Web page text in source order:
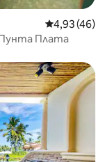
Средна
4,93 (46)
Пунта Плата